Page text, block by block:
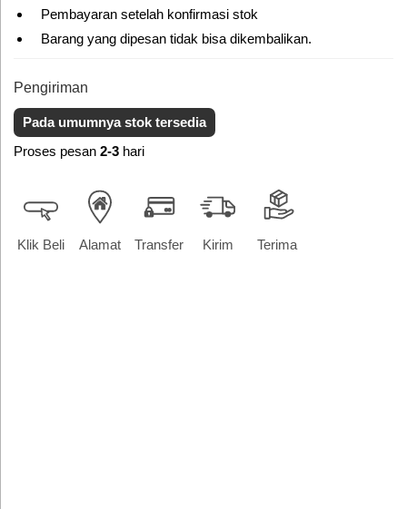
Pembayaran setelah konfirmasi stok
Barang yang dipesan tidak bisa dikembalikan.
Pengiriman
Pada umumnya stok tersedia
Proses pesan 2-3 hari
Klik Beli Alamat Transfer Kirim Terima